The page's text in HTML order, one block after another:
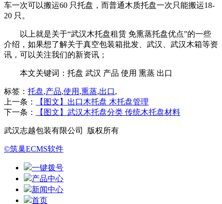
车一次可以搬运60 只托盘，而普通木质托盘一次只能搬运18-
20 只。
以上就是关于“武汉木托盘租赁 免熏蒸托盘优点”的一些
介绍，如果想了解关于真空包装箱批发、武汉、武汉木箱等资
讯，可以关注我们的新资讯；
本文关键词：托盘 武汉 产品 使用 熏蒸 出口
标签： 托盘,产品,使用 ,熏蒸,出口,
上一条：
【图文】出口木托盘 木托盘管理
下一条：
【图文】武汉木托盘分类 传统木托盘材料
武汉志越包装有限公司 版权所有
©筑巢ECMS软件
一键拨号
产品中心
新闻中心
首页